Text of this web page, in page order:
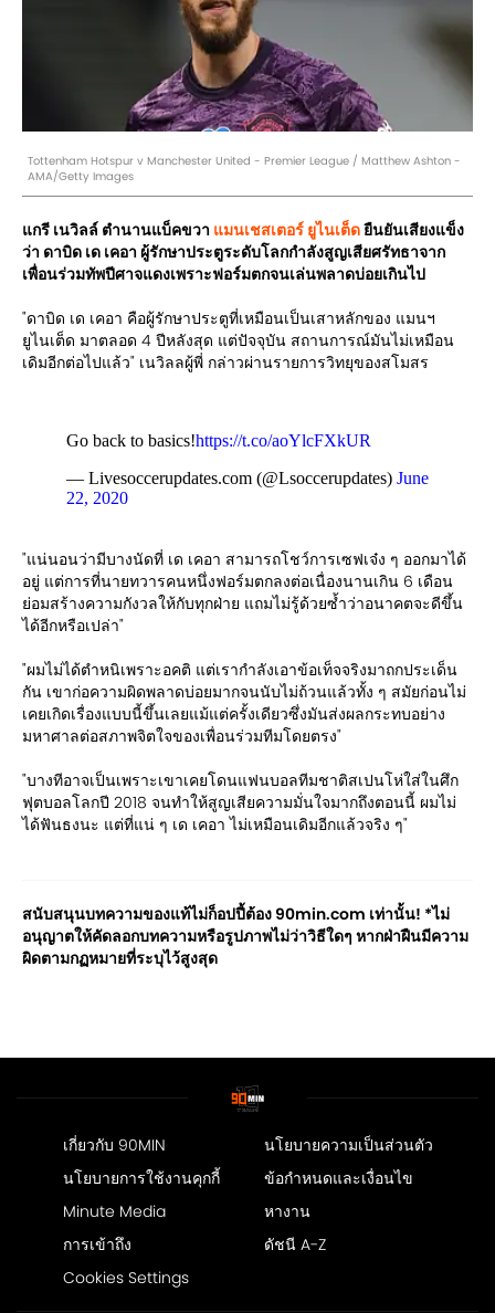
Tottenham Hotspur v Manchester United - Premier League / Matthew Ashton -
AMA/Getty Images
แกรี เนวิลล์ ตำนานแบ็คขวา แมนเชสเตอร์ ยูไนเต็ดยืนยันเสียงแข็ง
ว่า ดาบิด เด เคอา ผู้รักษาประตูระดับโลกกำลังสูญเสียศรัทธาจาก
เพื่อนร่วมทัพปีศาจแดงเพราะฟอร์มตกจนเล่นพลาดบ่อยเกินไป
"ดาบิด เด เคอา คือผู้รักษาประตูที่เหมือนเป็นเสาหลักของ แมนฯ
ยูไนเต็ด มาตลอด 4 ปีหลังสุด แต่ปัจจุบัน สถานการณ์มันไม่เหมือน
เดิมอีกต่อไปแล้ว" เนวิลลผู้พี่ กล่าวผ่านรายการวิทยุของสโมสร
Go back to basics!https://t.co/aoYlcFXkUR
— Livesoccerupdates.com (@Lsoccerupdates) June
22, 2020
"แน่นอนว่ามีบางนัดที่ เด เคอา สามารถโชว์การเซฟเจ๋ง ๆ ออกมาได้
อยู่ แต่การที่นายทวารคนหนึ่งฟอร์มตกลงต่อเนื่องนานเกิน 6 เดือน
ย่อมสร้างความกังวลให้กับทุกฝ่าย แถมไม่รู้ด้วยซ้ำว่าอนาคตจะดีขึ้น
ได้อีกหรือเปล่า"
"ผมไม่ได้ตำหนิเพราะอคติ แต่เรากำลังเอาข้อเท็จจริงมาถกประเด็น
กัน เขาก่อความผิดพลาดบ่อยมากจนนับไม่ถ้วนแล้วทั้ง ๆ สมัยก่อนไม่
เคยเกิดเรื่องแบบนี้ขึ้นเลยแม้แต่ครั้งเดียวซึ่งมันส่งผลกระทบอย่าง
มหาศาลต่อสภาพจิตใจของเพื่อนร่วมทีมโดยตรง"
"บางทีอาจเป็นเพราะเขาเคยโดนแฟนบอลทีมชาติสเปนโห่ใส่ในศึก
ฟุตบอลโลกปี 2018 จนทำให้สูญเสียความมั่นใจมากถึงตอนนี้ ผมไม่
ได้ฟันธงนะ แต่ที่แน่ ๆ เด เคอา ไม่เหมือนเดิมอีกแล้วจริง ๆ"
สนับสนุนบทความของแท้ไม่ก็อปปี้ต้อง 90min.com เท่านั้น! *ไม่
อนุญาตให้คัดลอกบทความหรือรูปภาพไม่ว่าวิธีใดๆ หากฝ่าฝืนมีความ
ผิดตามกฏหมายที่ระบุไว้สูงสุด
เกี่ยวกับ 90MIN
นโยบายความเป็นส่วนตัว
นโยบายการใช้งานคุกกี้
ข้อกำหนดและเงื่อนไข
Minute Media
หางาน
การเข้าถึง
ดัชนี A-Z
Cookies Settings